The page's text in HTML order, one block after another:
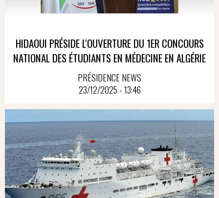
HIDAOUI PRÉSIDE L'OUVERTURE DU 1ER CONCOURS
NATIONAL DES ÉTUDIANTS EN MÉDECINE EN ALGÉRIE
PRÉSIDENCE NEWS
23/12/2025 - 13:46